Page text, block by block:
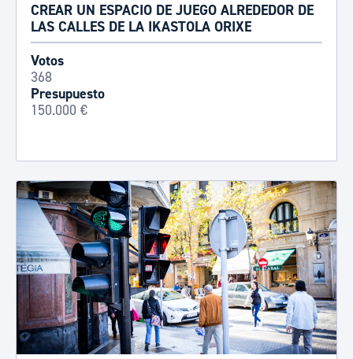
CREAR UN ESPACIO DE JUEGO ALREDEDOR DE
LAS CALLES DE LA IKASTOLA ORIXE
Votos
368
Presupuesto
150.000 €